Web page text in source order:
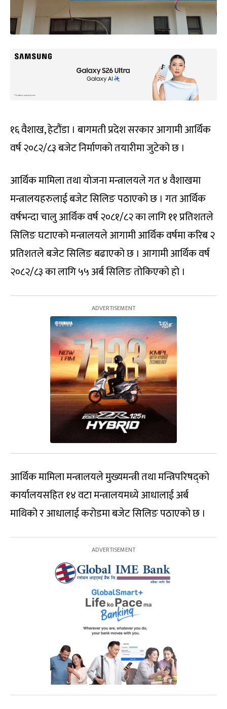
१६ वैशाख, हेटौंडा । बागमती प्रदेश सरकार आगामी आर्थिक
वर्ष २०८२/८३ बजेट निर्माणको तयारीमा जुटेको छ ।
आर्थिक मामिला तथा योजना मन्त्रालयले गत ४ वैशाखमा
मन्त्रालयहरुलाई बजेट सिलिङ पठाएको छ । गत आर्थिक
वर्षभन्दा चालु आर्थिक वर्ष २०८१/८२ का लागि ११ प्रतिशतले
सिलिङ घटाएको मन्त्रालयले आगामी आर्थिक वर्षमा करिब २
प्रतिशतले बजेट सिलिङ बढाएको छ । आगामी आर्थिक वर्ष
२०८२/८३ का लागि ५५ अर्ब सिलिङ तोकिएको हो ।
आर्थिक मामिला मन्त्रालयले मुख्यमन्त्री तथा मन्त्रिपरिषद्को
कार्यालयसहित १४ वटा मन्त्रालयमध्ये आधालाई अर्ब
माथिको र आधालाई करोडमा बजेट सिलिङ पठाएको छ ।